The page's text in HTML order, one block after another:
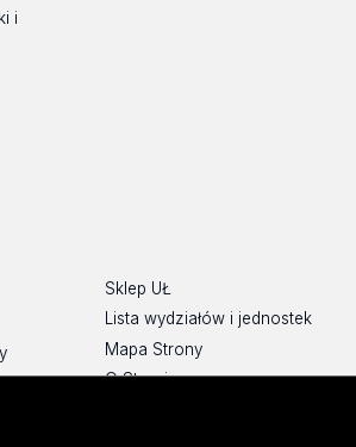
i
Sklep UŁ
Lista wydziałów i jednostek
Mapa Strony
O Stronie